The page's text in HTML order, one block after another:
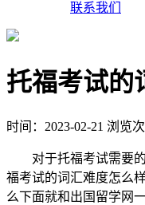
联系我们
托福考试的
时间：2023-02-21 浏览
对于托福考试需要的
福考试的词汇难度怎么
么下面就和出国留学网